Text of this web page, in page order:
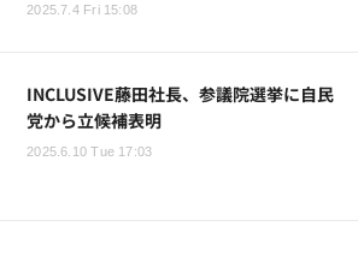
2025.7.4 Fri 15:08
INCLUSIVE藤田社長、参議院選挙に自民
党から立候補表明
2025.6.10 Tue 17:03